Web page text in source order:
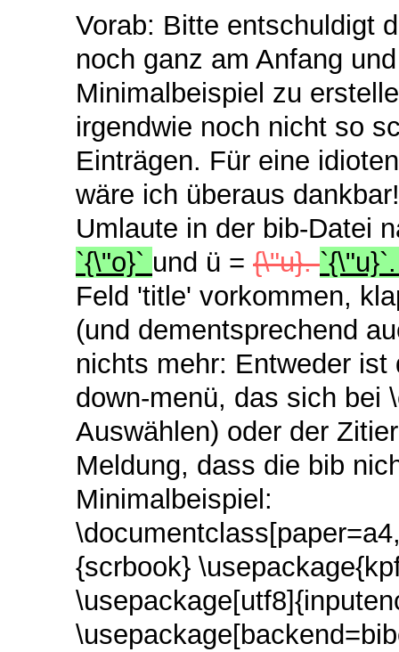
Vorab: Bitte entschuldigt
noch ganz am Anfang
Minimalbeispiel zu
irgendwie noch nicht so
Einträgen. Für eine
wäre ich überaus
Umlaute in der bib-Datei
`{\"o}` und ü = {\"u}.
Feld 'title' vorkommen,
(und dementsprechend
nichts mehr: Entweder
down-menü, das sich bei
Auswählen) oder der
Meldung, dass die bib
Minimalbeispiel:
{scrbook}